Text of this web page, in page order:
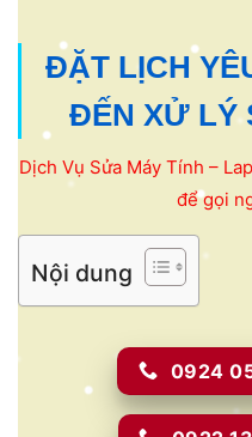
ĐẶT LỊCH
ĐẾN XỬ LÝ
Dịch Vụ Sửa Máy Tính –
để gọi
Nội dung
0924